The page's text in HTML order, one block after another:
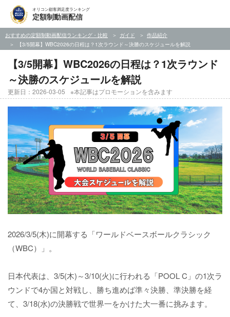
オリコン顧客満足度ランキング
定額制動画配信
おすすめの定額制動画配信ランキング・比較 ガイド
作品紹介
【3/5開幕】WBC2026の日程は？1次ラウンド～決勝のスケジュールを解説
【3/5開幕】WBC2026の日程は？1次ラウンド
～決勝のスケジュールを解説
更新日：2026-03-05 ※本記事はプロモーションを含みます
2026/3/5(木)に開幕する「ワールドベースボールクラシック
（WBC）」。
日本代表は、3/5(木)～3/10(火)に行われる「POOL C」の1次ラ
ウンドで4か国と対戦し、勝ち進めば準々決勝、準決勝を経
て、3/18(水)の決勝戦で世界一をかけた大一番に挑みます。